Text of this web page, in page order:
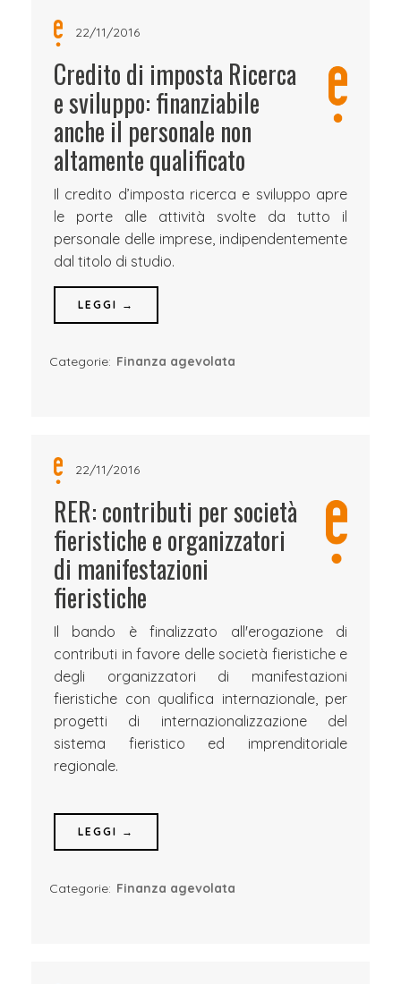
22/11/2016
Credito di imposta Ricerca
e sviluppo: finanziabile
anche il personale non
altamente qualificato
Il credito d’imposta ricerca e sviluppo apre
le porte alle attività svolte da tutto il
personale delle imprese, indipendentemente
dal titolo di studio.
LEGGI →
Categorie: Finanza agevolata
22/11/2016
RER: contributi per società
fieristiche e organizzatori
di manifestazioni
fieristiche
Il bando è finalizzato all'erogazione di
contributi in favore delle società fieristiche e
degli organizzatori di manifestazioni
fieristiche con qualifica internazionale, per
progetti di internazionalizzazione del
sistema fieristico ed imprenditoriale
regionale.
LEGGI →
Categorie: Finanza agevolata